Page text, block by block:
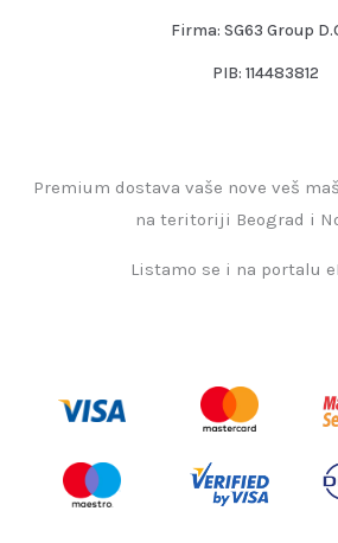
Firma: SG63 Group
PIB: 114483812
Premium dostava vaše nove veš
na teritoriji Beograd i
Listamo se i na portalu